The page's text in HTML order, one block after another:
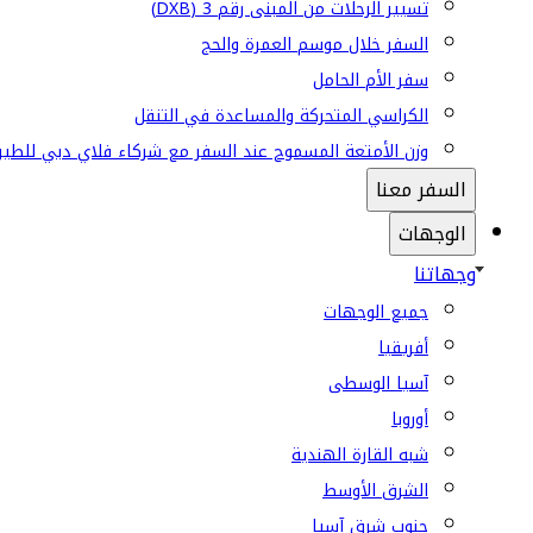
تسيير الرحلات من المبنى رقم 3 (DXB)
السفر خلال موسم العمرة والحج
سفر الأم الحامل
الكراسي المتحركة والمساعدة في التنقل
وزن الأمتعة المسموح عند السفر مع شركاء فلاي دبي
السفر معنا
الوجهات
وجهاتنا
جميع الوجهات
أفريقيا
آسيا الوسطى
أوروبا
شبه القارة الهندية
الشرق الأوسط
جنوب شرق آسيا